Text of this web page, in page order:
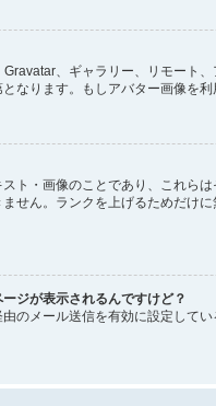
Gravatar、ギャラリー、リモー
なります。もしアバター画像を
ト・画像のことであり、これら
せん。ランクを上げるためだけ
ジが表示されるんですけど？
のメール送信を有効に設定して